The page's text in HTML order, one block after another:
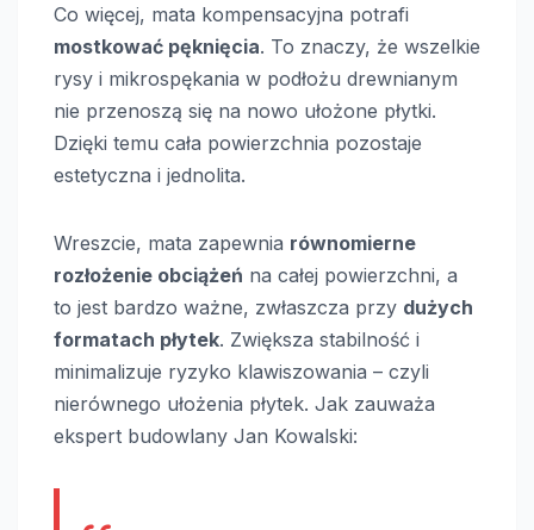
Co więcej, mata kompensacyjna potrafi
mostkować pęknięcia. To znaczy, że wszelkie
rysy i mikrospękania w podłożu drewnianym
nie przenoszą się na nowo ułożone płytki.
Dzięki temu cała powierzchnia pozostaje
estetyczna i jednolita.
Wreszcie, mata zapewnia równomierne
rozłożenie obciążeń na całej powierzchni, a
to jest bardzo ważne, zwłaszcza przy dużych
formatach płytek. Zwiększa stabilność i
minimalizuje ryzyko klawiszowania – czyli
nierównego ułożenia płytek. Jak zauważa
ekspert budowlany Jan Kowalski: